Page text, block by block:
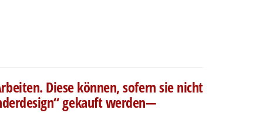
Diese können, sofern sie nicht
gekauft werden—